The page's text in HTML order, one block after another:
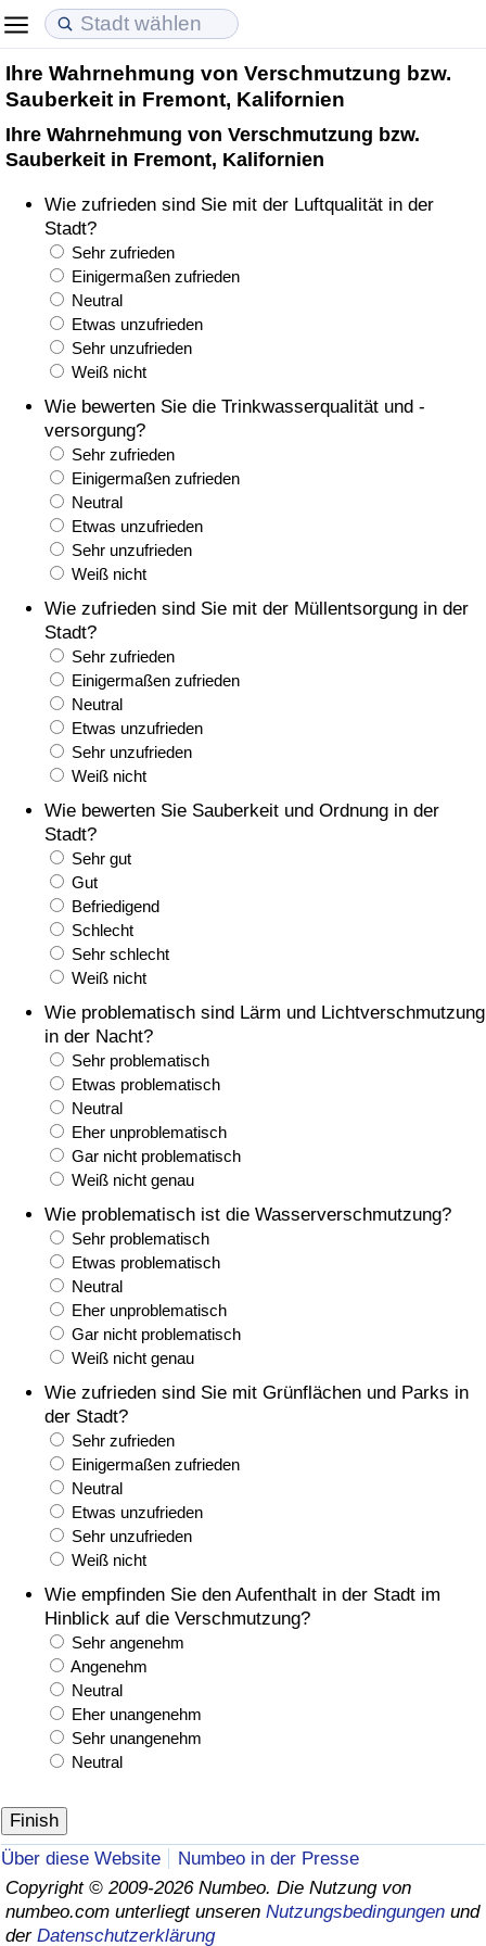
Ihre Wahrnehmung von Verschmutzung bzw.
Sauberkeit in Fremont, Kalifornien
Ihre Wahrnehmung von Verschmutzung bzw.
Sauberkeit in Fremont, Kalifornien
Wie zufrieden sind Sie mit der Luftqualität in der
Stadt?
Sehr zufrieden
Einigermaßen zufrieden
Neutral
Etwas unzufrieden
Sehr unzufrieden
Weiß nicht
Wie bewerten Sie die Trinkwasserqualität und -
versorgung?
Sehr zufrieden
Einigermaßen zufrieden
Neutral
Etwas unzufrieden
Sehr unzufrieden
Weiß nicht
Wie zufrieden sind Sie mit der Müllentsorgung in der
Stadt?
Sehr zufrieden
Einigermaßen zufrieden
Neutral
Etwas unzufrieden
Sehr unzufrieden
Weiß nicht
Wie bewerten Sie Sauberkeit und Ordnung in der
Stadt?
Sehr gut
Gut
Befriedigend
Schlecht
Sehr schlecht
Weiß nicht
Wie problematisch sind Lärm und Lichtverschmutzung
in der Nacht?
Sehr problematisch
Etwas problematisch
Neutral
Eher unproblematisch
Gar nicht problematisch
Weiß nicht genau
Wie problematisch ist die Wasserverschmutzung?
Sehr problematisch
Etwas problematisch
Neutral
Eher unproblematisch
Gar nicht problematisch
Weiß nicht genau
Wie zufrieden sind Sie mit Grünflächen und Parks in
der Stadt?
Sehr zufrieden
Einigermaßen zufrieden
Neutral
Etwas unzufrieden
Sehr unzufrieden
Weiß nicht
Wie empfinden Sie den Aufenthalt in der Stadt im
Hinblick auf die Verschmutzung?
Sehr angenehm
Angenehm
Neutral
Eher unangenehm
Sehr unangenehm
Neutral
Über diese Website
Numbeo in der Presse
Copyright © 2009-2026 Numbeo. Die Nutzung von
numbeo.com unterliegt unseren Nutzungsbedingungen und
der Datenschutzerklärung
Lebenshaltungskosten
Lebenshaltungskosten-Index (aktuell)
Lebenshaltungskosten-Index
Lebenshaltungskosten-Index nach Land
in Akaba
Immobilienpreise
Immobilienpreis-Index (aktuell)
Immobilienpreis-Index
Immobilienpreis-Index nach Land
Lebensqualität
Lebensqualität-Index
Lebensqualität-Index (aktuell)
Lebensqualitätsindex nach Land
Kriminalität
Kriminalitäts-Index (aktuell)
Kriminalitäts-Index
Kriminalitätsindex nach Land
Gesundheitsversorgung
Gesundheitsversorgungs-Index (aktuell)
Gesundheitsversorgungs-Index
Gesundheitsversorgungs-Index nach Land
Umweltverschmutzung
Umweltverschmutzungs-Index (aktuell)
Verschmutzungsindex
Umweltverschmutzungs-Index nach Land
Verkehr
Verkehrs-Index
Verkehrs-Index (aktuell)
Verkehrs-Index nach Land